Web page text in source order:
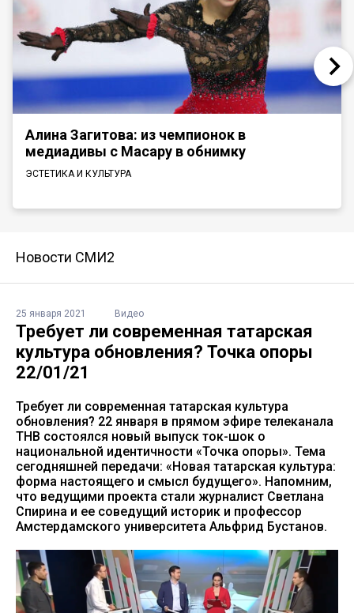
Алина Загитова: из чемпионок в
медиадивы с Масару в обнимку
ЭСТЕТИКА И КУЛЬТУРА
Новости СМИ2
25 января 2021 Видео
Требует ли современная татарская
культура обновления? Точка опоры
22/01/21
Требует ли современная татарская культура
обновления? 22 января в прямом эфире телеканала
ТНВ состоялся новый выпуск ток-шок о
национальной идентичности «Точка опоры». Тема
сегодняшней передачи: «Новая татарская культура:
форма настоящего и смысл будущего». Напомним,
что ведущими проекта стали журналист Светлана
Спирина и ее соведущий историк и профессор
Амстердамского университета Альфрид Бустанов.